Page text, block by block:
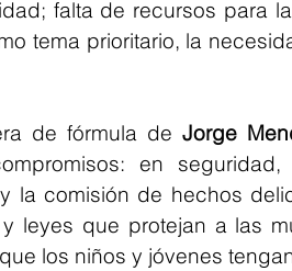
falta de recursos para
tema prioritario, la
de fórmula de Jorge
en
la comisión de hechos
leyes que protejan a las
los niños y jóvenes